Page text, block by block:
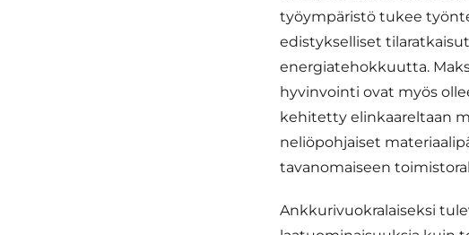
työympäristö tukee
edistykselliset
energiatehokkuutta.
hyvinvointi ovat myös
kehitetty elinkaareltaan
neliöpohjaiset
tavanomaiseen
Ankkurivuokralaiseksi